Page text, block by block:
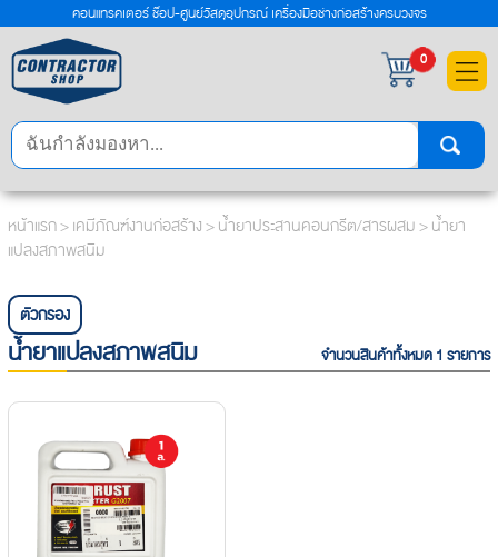
×
คอนแทรคเตอร์ ช๊อป-ศูนย์วัสดุอุปกรณ์ เครื่องมือช่างก่อสร้างครบวงจร
0
หน้าแรก>เคมีภัณฑ์งานก่อสร้าง>น้ำยาประสานคอนกรีต/สารผสม> น้ำยา
แปลงสภาพสนิม
ตัวกรอง
น้ำยาแปลงสภาพสนิม จำนวนสินค้าทั้งหมด 1 รายการ